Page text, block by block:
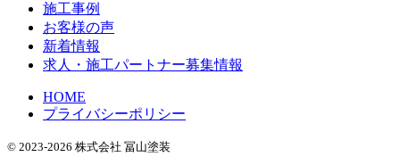
施工事例
お客様の声
新着情報
求人・施工パートナー募集情報
HOME
プライバシーポリシー
© 2023-2026 株式会社 冨山塗装